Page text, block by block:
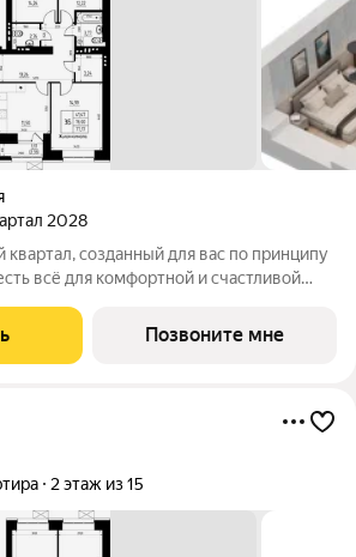
2028
созданный для вас по принципу
всё для комфортной и счастливой
от станции метро
разнообразием
Позвоните мне
2 этаж из 15